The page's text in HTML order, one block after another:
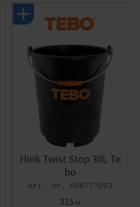
Hink Twist Stop 30L Te
bo
006777093
315 KR